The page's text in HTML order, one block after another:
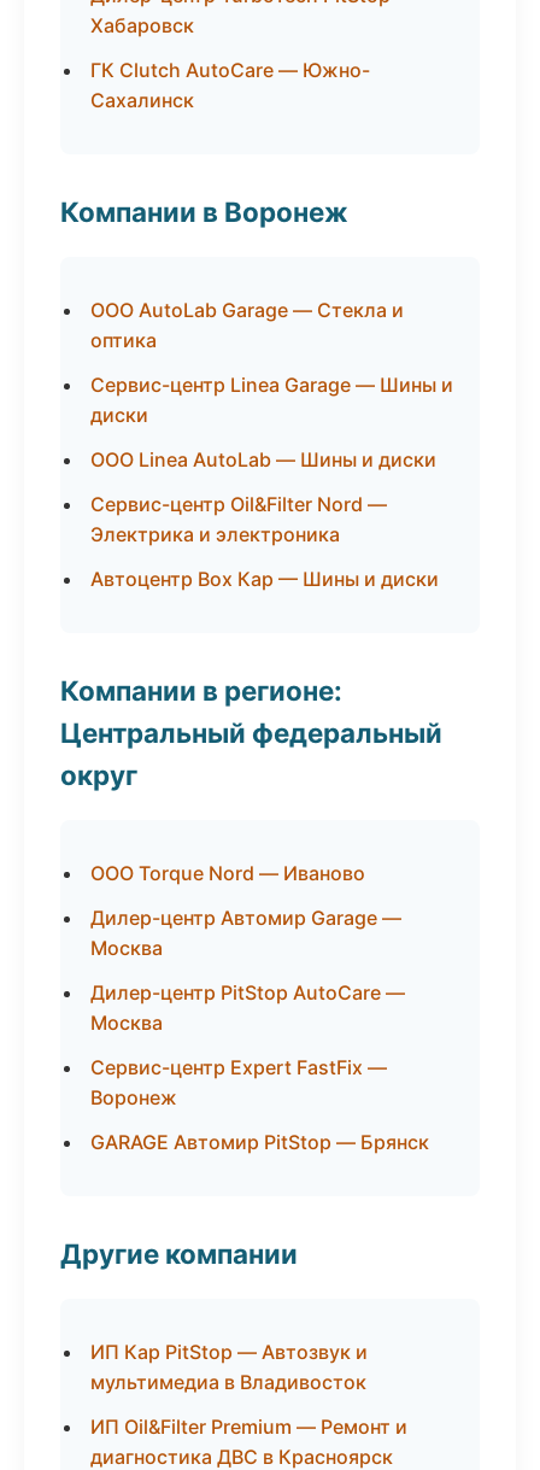
Хабаровск
ГК Clutch AutoCare — Южно-
Сахалинск
Компании в Воронеж
ООО AutoLab Garage — Стекла и
оптика
Сервис-центр Linea Garage — Шины и
диски
ООО Linea AutoLab — Шины и диски
Сервис-центр Oil&Filter Nord —
Электрика и электроника
Автоцентр Box Кар — Шины и диски
Компании в регионе:
Центральный федеральный
округ
ООО Torque Nord — Иваново
Дилер-центр Автомир Garage —
Москва
Дилер-центр PitStop AutoCare —
Москва
Сервис-центр Expert FastFix —
Воронеж
GARAGE Автомир PitStop — Брянск
Другие компании
ИП Кар PitStop — Автозвук и
мультимедиа в Владивосток
ИП Oil&Filter Premium — Ремонт и
диагностика ДВС в Красноярск